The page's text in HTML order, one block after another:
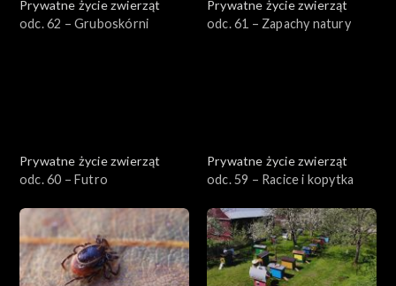
Prywatne życie zwierząt
odc. 62 – Gruboskórni
Prywatne życie zwierząt
odc. 61 – Zapachy natury
Prywatne życie zwierząt
odc. 60 – Futro
Prywatne życie zwierząt
odc. 59 – Racice i kopytka